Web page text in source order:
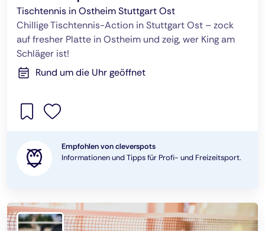
Tischtennis in Ostheim Stuttgart Ost
Chillige Tischtennis-Action in Stuttgart Ost – zock
auf fresher Platte in Ostheim und zeig, wer King am
Schläger ist!
Rund um die Uhr geöffnet
Empfohlen von cleverspots
Informationen und Tipps für Profi- und Freizeitsport.